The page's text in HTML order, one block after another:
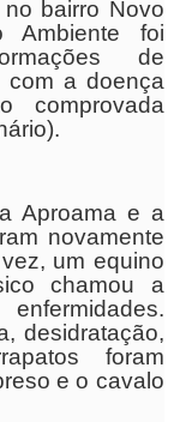
bairro Novo
Ambiente foi
de
com a doença
comprovada
Aproama e a
novamente
um equino
chamou a
desidratação,
foram
e o cavalo